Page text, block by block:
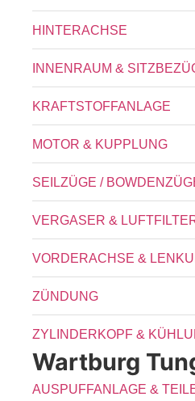
HINTERACHSE
INNENRAUM &
KRAFTSTOFFANLAGE
MOTOR & KUPPLUNG
SEILZÜGE /
VERGASER &
VORDERACHSE &
ZÜNDUNG
ZYLINDERKOPF &
Wartburg
AUSPUFFANLAGE &